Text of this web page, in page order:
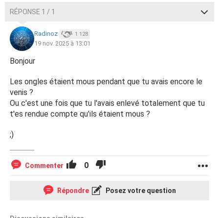
RÉPONSE 1 / 1
Radinoz 1 128
19 nov. 2025 à 13:01
Bonjour
Les ongles étaient mous pendant que tu avais encore le
venis ?
Ou c'est une fois que tu l'avais enlevé totalement que tu
t'es rendue compte qu'ils étaient mous ?
;)
Commenter 0
Répondre Posez votre question